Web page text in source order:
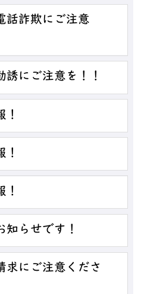
話詐欺にご注意
誘にご注意を！！
！
！
！
知らせです！
求にご注意くださ